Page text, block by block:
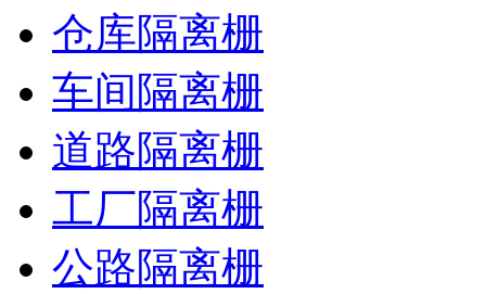
仓库隔离栅
车间隔离栅
道路隔离栅
工厂隔离栅
公路隔离栅